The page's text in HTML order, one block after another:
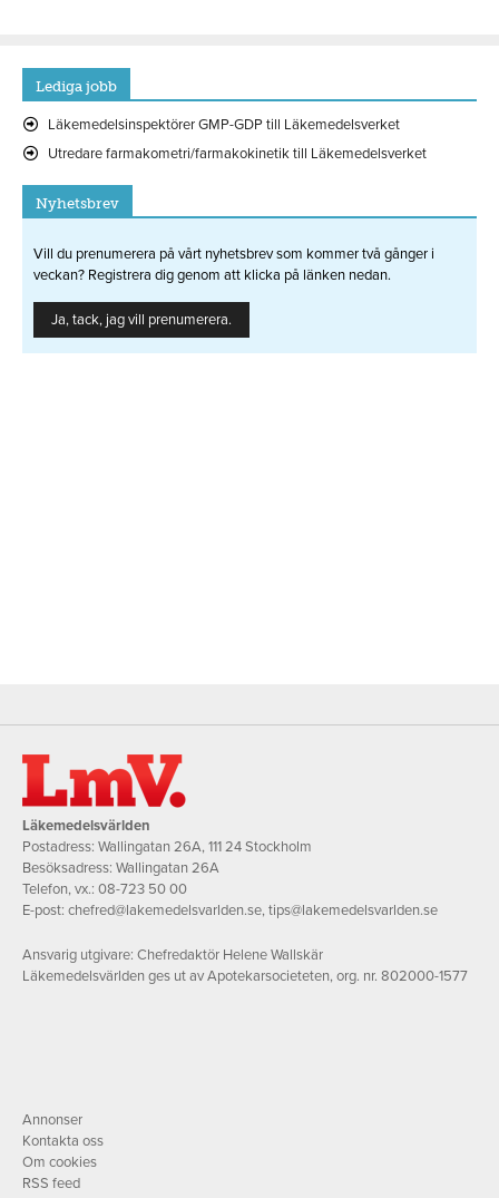
Lediga jobb
Läkemedelsinspektörer GMP-GDP till Läkemedelsverket
Utredare farmakometri/farmakokinetik till Läkemedelsverket
Nyhetsbrev
Vill du prenumerera på vårt nyhetsbrev som kommer två gånger i
veckan? Registrera dig genom att klicka på länken nedan.
Ja, tack, jag vill prenumerera.
Läkemedelsvärlden
Postadress: Wallingatan 26A, 111 24 Stockholm
Besöksadress: Wallingatan 26A
Telefon, vx.: 08-723 50 00
E-post: chefred@lakemedelsvarlden.se,tips@lakemedelsvarlden.se
Ansvarig utgivare: Chefredaktör Helene Wallskär
Läkemedelsvärlden ges ut av Apotekarsocieteten, org. nr. 802000-1577
Annonser
Kontakta oss
Om cookies
RSS feed